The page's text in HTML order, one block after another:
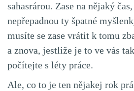
sahasrárou. Zase na nějaký
nepřepadnou ty špatné
musíte se zase vrátit k tomu
a znova, jestliže je to ve vás
počítejte s léty práce.
Ale, co to je ten nějakej rok